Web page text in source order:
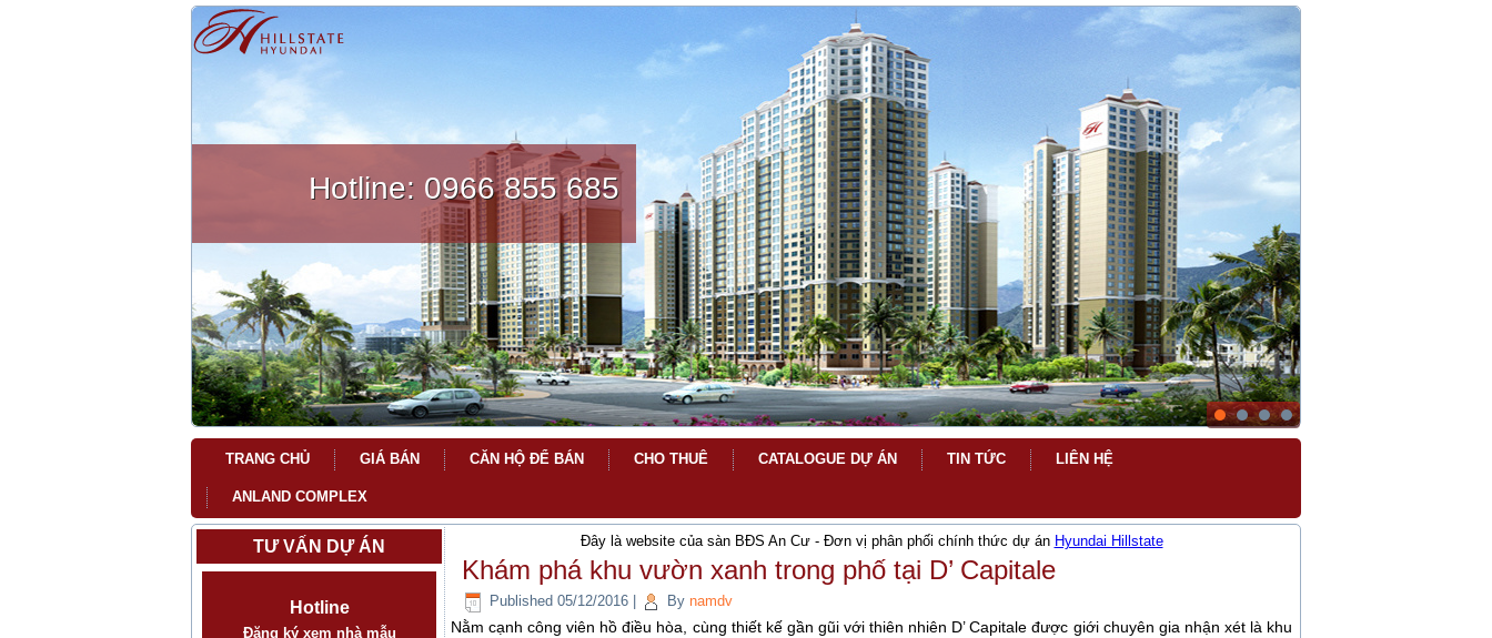
Hotline: 0966 855 685
TRANG CHỦ GIÁ BÁN CĂN HỘ ĐỂ BÁN CHO THUÊ CATALOGUE DỰ ÁN TIN TỨC LIÊN HỆ
ANLAND COMPLEX
TƯ VẤN DỰ ÁN
Hotline
Đăng ký xem nhà mẫu
Đây là website của sàn BĐS An Cư - Đơn vị phân phối chính thức dự án Hyundai Hillstate
Khám phá khu vườn xanh trong phố tại D’ Capitale
Published 05/12/2016 By namdv
Nằm cạnh công viên hồ điều hòa, cùng thiết kế gần gũi với thiên nhiên D’ Capitale được giới chuyên gia nhận xét là khu